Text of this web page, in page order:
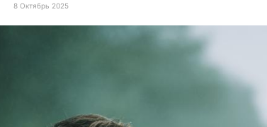
8 Октябрь 2025